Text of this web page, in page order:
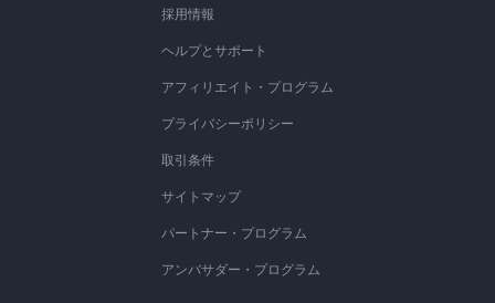
採用情報
ヘルプとサポート
アフィリエイト・プログラム
プライバシーポリシー
取引条件
サイトマップ
パートナー・プログラム
アンバサダー・プログラム